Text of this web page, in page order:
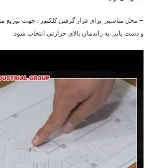
– محل مناسبی برای قرار گرفتن کلکتور ، جهت
و دست یابی به راندمان بالای حرارتی انتخاب شود.